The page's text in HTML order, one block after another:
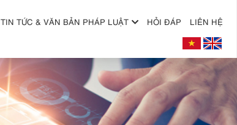
+
TIN TỨC & VĂN BẢN PHÁP LUẬT HỎI ĐÁP LIÊN HỆ